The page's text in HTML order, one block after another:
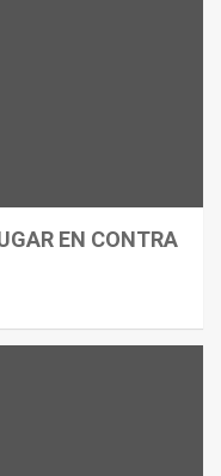
EN CONTRA